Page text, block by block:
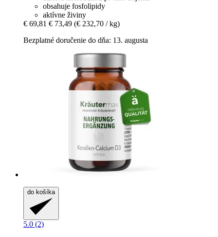
obsahuje fosfolipidy
aktívne živiny
€ 69,81 € 73,49 (€ 232,70 / kg)
Bezplatné doručenie do dňa: 13. augusta
do košíka
5.0 (2)